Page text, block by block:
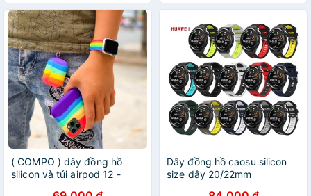
( COMPO ) dây đồng hồ
silicon và túi airpod 12 -
Dây đồng hồ caosu silicon
size dây 20/22mm